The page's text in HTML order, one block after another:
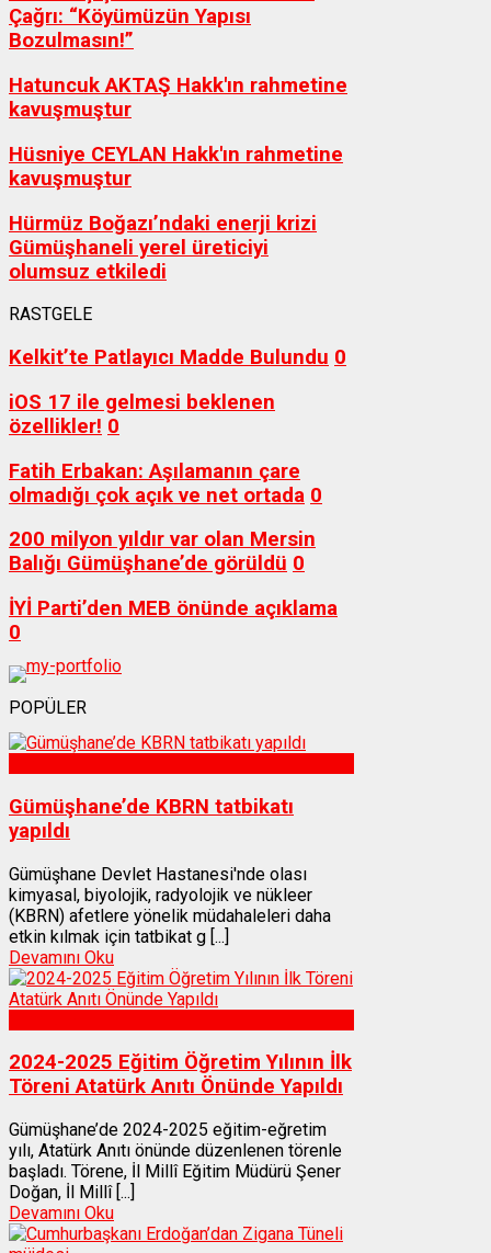
Çağrı: “Köyümüzün Yapısı
Bozulmasın!”
Hatuncuk AKTAŞ Hakk'ın rahmetine
kavuşmuştur
Hüsniye CEYLAN Hakk'ın rahmetine
kavuşmuştur
Hürmüz Boğazı’ndaki enerji krizi
Gümüşhaneli yerel üreticiyi
olumsuz etkiledi
RASTGELE
Kelkit’te Patlayıcı Madde Bulundu 0
iOS 17 ile gelmesi beklenen
özellikler! 0
Fatih Erbakan: Aşılamanın çare
olmadığı çok açık ve net ortada 0
200 milyon yıldır var olan Mersin
Balığı Gümüşhane’de görüldü 0
İYİ Parti’den MEB önünde açıklama
0
POPÜLER
Gümüşhane’de KBRN tatbikatı
yapıldı
Gümüşhane Devlet Hastanesi'nde olası
kimyasal, biyolojik, radyolojik ve nükleer
(KBRN) afetlere yönelik müdahaleleri daha
etkin kılmak için tatbikat g [...]
Devamını Oku
2024-2025 Eğitim Öğretim Yılının İlk
Töreni Atatürk Anıtı Önünde Yapıldı
Gümüşhane’de 2024-2025 eğitim-eğretim
yılı, Atatürk Anıtı önünde düzenlenen törenle
başladı. Törene, İl Millî Eğitim Müdürü Şener
Doğan, İl Millî [...]
Devamını Oku